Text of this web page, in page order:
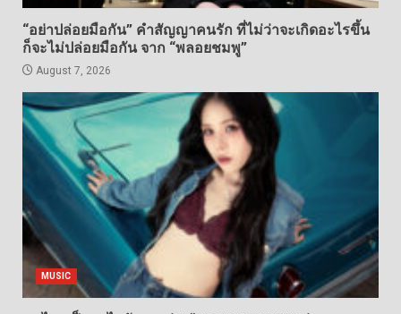
“อย่าปล่อยมือกัน” คำสัญญาคนรัก ที่ไม่ว่าจะเกิดอะไรขึ้น
ก็จะไม่ปล่อยมือกัน จาก “พลอยชมพู”
August 7, 2026
MUSIC